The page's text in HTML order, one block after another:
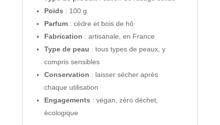
Poids : 100 g
Parfum: cèdre et bois de hô
Fabrication : artisanale, en France
Type de peau : tous types de peaux, y
compris sensibles
Conservation : laisser sécher après
chaque utilisation
Engagements : végan, zéro déchet,
écologique